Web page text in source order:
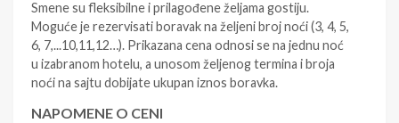
Smene su fleksibilne i prilagođene željama gostiju.
Moguće je rezervisati boravak na željeni broj noći (3, 4, 5,
6, 7,...10,11,12…). Prikazana cena odnosi se na jednu noć
u izabranom hotelu, a unosom željenog termina i broja
noći na sajtu dobijate ukupan iznos boravka.
NAPOMENE O CENI